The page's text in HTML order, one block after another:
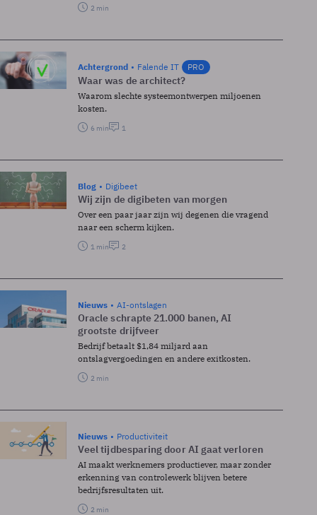
2 min
Achtergrond Falende IT PRO
Waar was de architect?
Waarom slechte systeemontwerpen miljoenen
kosten.
6 min 1
Blog Digibeet
Wij zijn de digibeten van morgen
Over een paar jaar zijn wij degenen die vragend
naar een scherm kijken.
1 min 2
Nieuws AI-ontslagen
Oracle schrapte 21.000 banen, AI
grootste drijfveer
Bedrijf betaalt $1,84 miljard aan
ontslagvergoedingen en andere exitkosten.
2 min
Nieuws Productiviteit
Veel tijdbesparing door AI gaat verloren
AI maakt werknemers productiever, maar zonder
erkenning van controlewerk blijven betere
bedrijfsresultaten uit.
2 min